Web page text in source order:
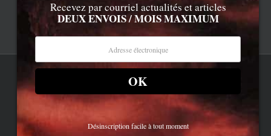
Contenu © Lionel Davoust sauf exceptions précisées.
Cliquez ici pour lire les mentions légales barbantes
LD.com 8.a. Attention, vous êtes arrivé en bas de la page,
Bluesky
Recevez par courriel actualités et articles
DEUX ENVOIS / MOIS MAXIMUM
OK
Désinscription facile à tout moment